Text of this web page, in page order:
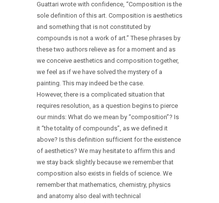
Guattari wrote with confidence, “Composition is the
sole definition of this art. Composition is aesthetics
and something that is not constituted by
compounds is not a work of art.” These phrases by
these two authors relieve as for a moment and as
we conceive aesthetics and composition together,
we feel as if we have solved the mystery of a
painting. This may indeed be the case.
However, there is a complicated situation that
requires resolution, as a question begins to pierce
our minds: What do we mean by “composition”? Is
it “the totality of compounds”, as we defined it
above? Is this definition sufficient for the existence
of aesthetics? We may hesitate to affirm this and
we stay back slightly because we remember that
composition also exists in fields of science. We
remember that mathematics, chemistry, physics
and anatomy also deal with technical